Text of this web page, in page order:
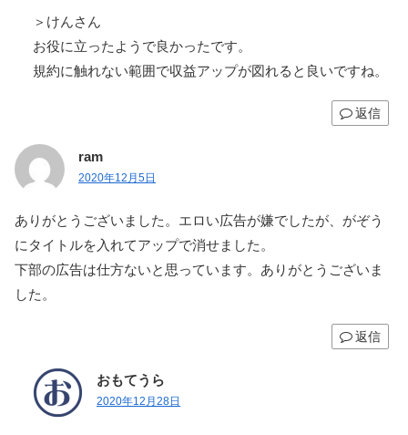
＞けんさん
お役に立ったようで良かったです。
規約に触れない範囲で収益アップが図れると良いですね。
返信
ram
2020年12月5日
ありがとうございました。エロい広告が嫌でしたが、がぞう
にタイトルを入れてアップで消せました。
下部の広告は仕方ないと思っています。ありがとうございま
した。
返信
おもてうら
2020年12月28日